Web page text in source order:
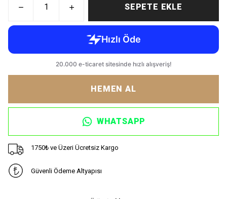
SEPETE EKLE
HEMEN AL
WHATSAPP
1750₺ ve Üzeri Ücretsiz Kargo
Güvenli Ödeme Altyapısı